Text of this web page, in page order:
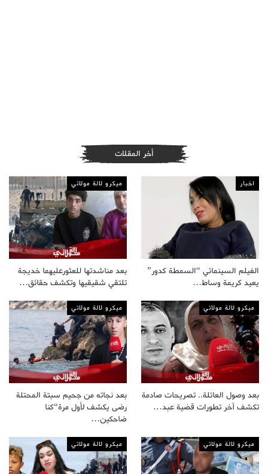
أخر المقلات
اخبار
الفيلم السينمائي “السمطة كدور”
يعيد كريمة وساط…
ميكرو لالة مولاتي
بعد مناشدتها للعثورعليهما خديجة
تلتقي شقيقيها وتكشف حقائق…
ميكرو لالة مولاتي
بعد وصول العائلة.. تصريحات صادمة
تكشف آخر تطورات قضية عبد…
ميكرو لالة مولاتي
بعد نجاته من جحيم سبتة المحتلة
رضى يكشف لأول مرة“كنا
ضاحكين…
ميكرو لالة مولاتي ميكرو لالة مولاتي